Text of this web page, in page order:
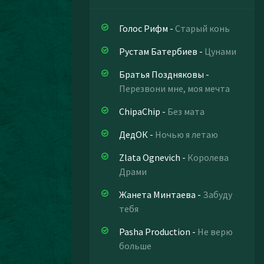
Голос Рифм - Старый конь
Рустам Батербиев - Цунами
Братья Поздняковы -
Перезвони мне, моя мечта
ChipaChip - Без мата
ДедОК - Ночью я летаю
Zlata Ognevich - Королева
Драми
Жанета Минтаева - Забуду
тебя
Pasha Production - Не верю
больше